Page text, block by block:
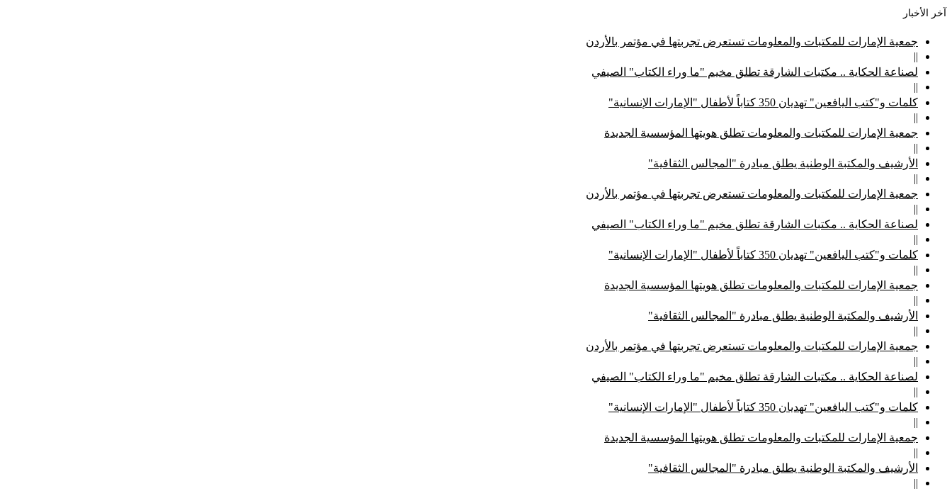
آخر الأخبار
جمعية الإمارات للمكتبات والمعلومات تستعرض تجربتها في مؤتمر بالأردن
||
لصناعة الحكاية .. مكتبات الشارقة تطلق مخيم "ما وراء الكتاب" الصيفي
||
كلمات و"كتب اليافعين" تهديان 350 كتاباً لأطفال "الإمارات الإنسانية"
||
جمعية الإمارات للمكتبات والمعلومات تطلق هويتها المؤسسية الجديدة
||
الأرشيف والمكتبة الوطنية يطلق مبادرة "المجالس الثقافية"
||
جمعية الإمارات للمكتبات والمعلومات تستعرض تجربتها في مؤتمر بالأردن
||
لصناعة الحكاية .. مكتبات الشارقة تطلق مخيم "ما وراء الكتاب" الصيفي
||
كلمات و"كتب اليافعين" تهديان 350 كتاباً لأطفال "الإمارات الإنسانية"
||
جمعية الإمارات للمكتبات والمعلومات تطلق هويتها المؤسسية الجديدة
||
الأرشيف والمكتبة الوطنية يطلق مبادرة "المجالس الثقافية"
||
جمعية الإمارات للمكتبات والمعلومات تستعرض تجربتها في مؤتمر بالأردن
||
لصناعة الحكاية .. مكتبات الشارقة تطلق مخيم "ما وراء الكتاب" الصيفي
||
كلمات و"كتب اليافعين" تهديان 350 كتاباً لأطفال "الإمارات الإنسانية"
||
جمعية الإمارات للمكتبات والمعلومات تطلق هويتها المؤسسية الجديدة
||
الأرشيف والمكتبة الوطنية يطلق مبادرة "المجالس الثقافية"
||